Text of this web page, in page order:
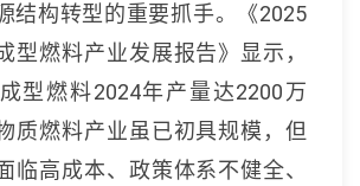
结构转型的重要抓手。《2025
型燃料产业发展报告》显示，
型燃料2024年产量达2200万
质燃料产业虽已初具规模，但
临高成本、政策体系不健全、